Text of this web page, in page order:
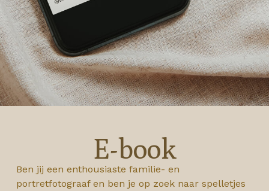
E-book
Ben jij een enthousiaste familie- en
portretfotograaf en ben je op zoek naar spelletjes